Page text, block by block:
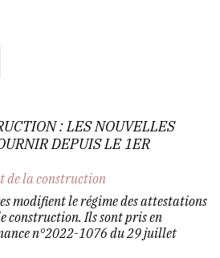
: LES NOUVELLES
DEPUIS LE 1ER
de la construction
modifient le régime des attestations
construction. Ils sont pris en
n°2022-1076 du 29 juillet